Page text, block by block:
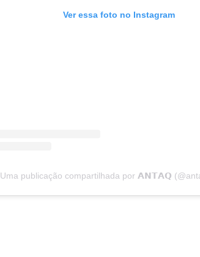
Ver essa foto no Instagram
Uma publicação compartilhada por 𝗔𝗡𝗧𝗔𝗤